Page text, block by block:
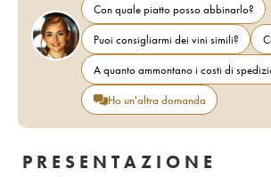
Con quale piatto posso abbinarlo?
Puoi consigliarmi dei vini simili?
A quanto ammontano i costi di
Ho un'altra domanda
PRESENTAZIONE